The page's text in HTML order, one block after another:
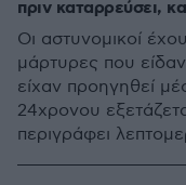
πριν καταρρεύσει,
Οι αστυνομικοί
μάρτυρες που
είχαν προηγηθεί
24χρονου
περιγράφει